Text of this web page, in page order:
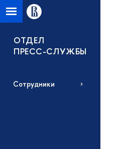
ОТДЕЛ
ПРЕСС-СЛУЖБЫ
Сотрудники